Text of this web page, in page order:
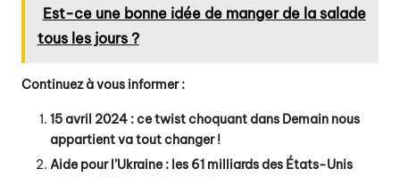
Est-ce une bonne idée de manger de la salade
tous les jours ?
Continuez à vous informer :
15 avril 2024 : ce twist choquant dans Demain nous
appartient va tout changer !
Aide pour l’Ukraine : les 61 milliards des États-Unis